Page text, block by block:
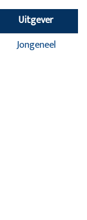
Uitgever
Jongeneel